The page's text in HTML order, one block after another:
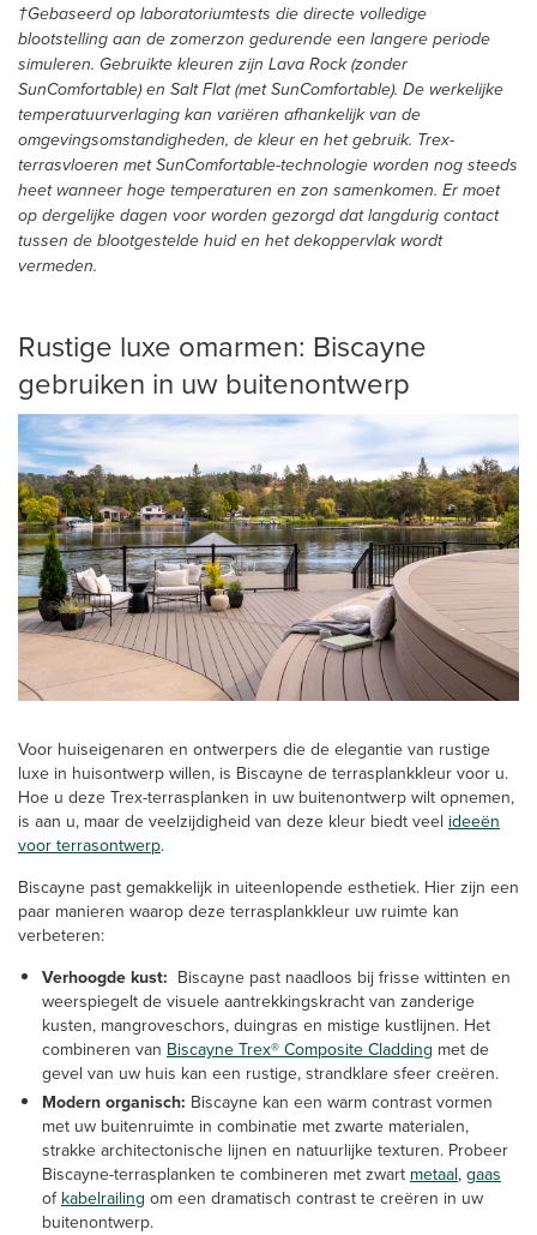
†Gebaseerd op laboratoriumtests die directe volledige
blootstelling aan de zomerzon gedurende een langere periode
simuleren. Gebruikte kleuren zijn Lava Rock (zonder
SunComfortable) en Salt Flat (met SunComfortable). De werkelijke
temperatuurverlaging kan variëren afhankelijk van de
omgevingsomstandigheden, de kleur en het gebruik. Trex-
terrasvloeren met SunComfortable-technologie worden nog steeds
heet wanneer hoge temperaturen en zon samenkomen. Er moet
op dergelijke dagen voor worden gezorgd dat langdurig contact
tussen de blootgestelde huid en het dekoppervlak wordt
vermeden.
Rustige luxe omarmen: Biscayne
gebruiken in uw buitenontwerp
Voor huiseigenaren en ontwerpers die de elegantie van rustige
luxe in huisontwerp willen, is Biscayne de terrasplankkleur voor u.
Hoe u deze Trex-terrasplanken in uw buitenontwerp wilt opnemen,
is aan u, maar de veelzijdigheid van deze kleur biedt veel ideeën
voor terrasontwerp.
Biscayne past gemakkelijk in uiteenlopende esthetiek. Hier zijn een
paar manieren waarop deze terrasplankkleur uw ruimte kan
verbeteren:
Verhoogde kust: Biscayne past naadloos bij frisse wittinten en
weerspiegelt de visuele aantrekkingskracht van zanderige
kusten, mangroveschors, duingras en mistige kustlijnen. Het
combineren van Biscayne Trex® Composite Cladding met de
gevel van uw huis kan een rustige, strandklare sfeer creëren.
Modern organisch: Biscayne kan een warm contrast vormen
met uw buitenruimte in combinatie met zwarte materialen,
strakke architectonische lijnen en natuurlijke texturen. Probeer
Biscayne-terrasplanken te combineren met zwart metaal, gaas
of kabelrailing om een dramatisch contrast te creëren in uw
buitenontwerp.